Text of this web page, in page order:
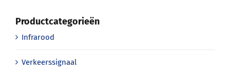
Productcategorieën
Infrarood
Verkeerssignaal